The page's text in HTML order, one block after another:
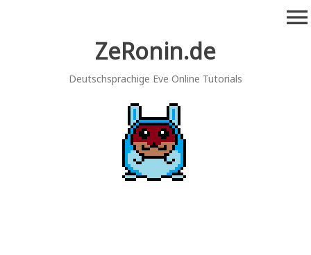
ZeRonin.de
Deutschsprachige Eve Online Tutorials
menu